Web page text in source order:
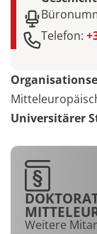
Telefon:
Universitärer
Weitere